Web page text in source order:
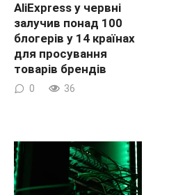
AliExpress у червні
залучив понад 100
блогерів у 14 країнах
для просування
товарів брендів
0 36